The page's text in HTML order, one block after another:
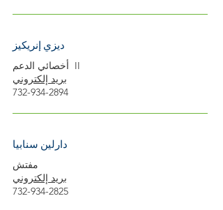
ديزي إنريكيز
أخصائي الدعم II
بريد إلكتروني
732-934-2894
مفتش
بريد إلكتروني
732-934-2825